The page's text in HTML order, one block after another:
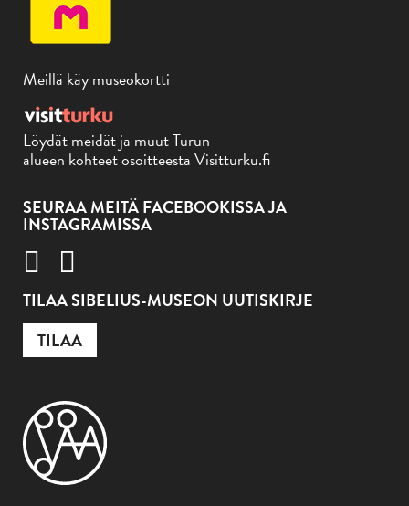
Meillä käy museokortti
Löydät meidät ja muut Turun
alueen kohteet osoitteesta Visitturku.fi
SEURAA MEITÄ FACEBOOKISSA JA
INSTAGRAMISSA
TILAA SIBELIUS-MUSEON UUTISKIRJE
TILAA